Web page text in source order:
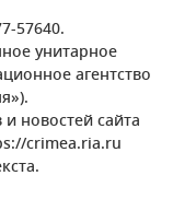
57640.
унитарное
агентство
новостей сайта
crimea.ria.ru